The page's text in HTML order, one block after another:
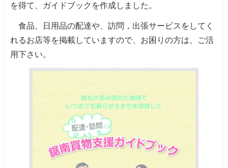
を得て、ガイドブックを作成しました。
食品、日用品の配達や、訪問，出張サービスをしてく
れるお店等を掲載していますので、お困りの方は、ご活
用下さい。